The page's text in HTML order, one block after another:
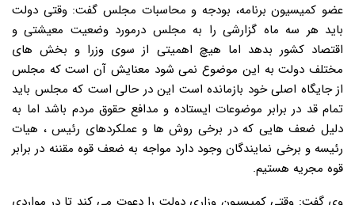
عضو کمیسیون برنامه، بودجه و محاسبات مجلس گفت: وقتی دولت
باید هر سه ماه گزارشی را به مجلس درمورد وضعیت معیشتی و
اقتصاد کشور بدهد اما هیچ اهمیتی از سوی وزرا و بخش های
مختلف دولت به این موضوع نمی شود معنایش آن است که مجلس
از جایگاه اصلی خود بازمانده است این در حالی است که مجلس باید
تمام قد در برابر موضوعات ایستاده و مدافع حقوق مردم باشد اما به
دلیل ضعف هایی که در برخی روش ها و عملکردهای رئیس ، هیات
رئیسه و برخی نمایندگان وجود دارد مواجه به ضعف قوه مقننه در برابر
قوه مجریه هستیم.